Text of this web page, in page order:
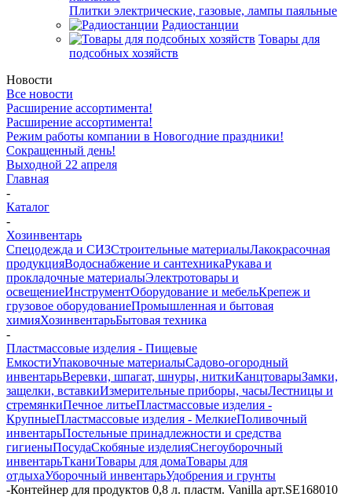
Плитки электрические, газовые, лампы паяльные
Радиостанции
Товары для
подсобных хозяйств
Новости
Все новости
Расширение ассортимента!
Расширение ассортимента!
Режим работы компании в Новогодние праздники!
Сокращенный день!
Выходной 22 апреля
Главная
-
Каталог
-
Хозинвентарь
Спецодежда и СИЗСтроительные материалыЛакокрасочная
продукцияВодоснабжение и сантехникаРукава и
прокладочные материалыЭлектротовары и
освещениеИнструментОборудование и мебельКрепеж и
грузовое оборудованиеПромышленная и бытовая
химияХозинвентарьБытовая техника
-
Пластмассовые изделия - Пищевые
ЕмкостиУпаковочные материалыСадово-огородный
инвентарьВеревки, шпагат, шнуры, ниткиКанцтоварыЗамки,
защелки, вставкиИзмерительные приборы, часыЛестницы и
стремянкиПечное литьеПластмассовые изделия -
КрупныеПластмассовые изделия - МелкиеПоливочный
инвентарьПостельные принадлежности и средства
гигиеныПосудаСкобяные изделияСнегоуборочный
инвентарьТканиТовары для домаТовары для
отдыхаУборочный инвентарьУдобрения и грунты
-Контейнер для продуктов 0,8 л. пластм. Vanilla арт.SE168010